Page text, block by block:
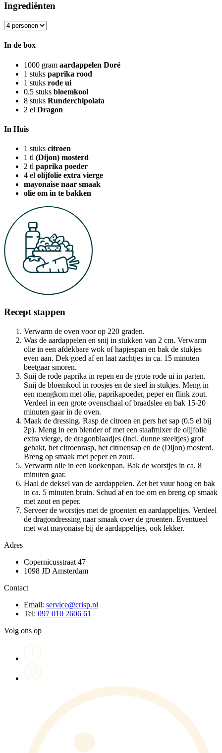
Ingrediënten
In de box
1000 gram aardappelen Doré
1 stuks paprika rood
1 stuks rode ui
0.5 stuks bloemkool
8 stuks Runderchipolata
2 el Dragon
In Huis
1 stuks citroen
1 tl (Dijon) mosterd
2 tl paprika poeder
4 el olijfolie extra vierge
mayonaise naar smaak
olie om in te bakken
Recept stappen
Verwarm de oven voor op 220 graden.
Was de aardappelen en snij in stukken van 2 cm. Verwarm
olie in een afdekbare wok of hapjespan en bak de stukjes
even aan. Dek goed af en laat zachtjes in ca. 15 minuten
beetgaar smoren.
Snij de rode paprika in repen en de grote rode ui in parten.
Snij de bloemkool in roosjes en de steel in stukjes. Meng in
een mengkom met olie, paprikapoeder, peper en flink zout.
Verdeel in een grote ovenschaal of braadslee en bak 15-20
minuten gaar in de oven.
Maak de dressing. Rasp de citroen en pers het sap (0.5 el bij
2p). Meng in een blender of met een staafmixer de olijfolie
extra vierge, de dragonblaadjes (incl. dunne steeltjes) grof
gehakt, het citroenrasp, het citroensap en de (Dijon) mosterd.
Breng op smaak met peper en zout.
Verwarm olie in een koekenpan. Bak de worstjes in ca. 8
minuten gaar.
Haal de deksel van de aardappelen. Zet het vuur hoog en bak
in ca. 5 minuten bruin. Schud af en toe om en breng op smaak
met zout en peper.
Serveer de worstjes met de groenten en aardappeltjes. Verdeel
de dragondressing naar smaak over de groenten. Eventueel
met wat mayonaise bij de aardappeltjes, ook lekker.
Adres
Copernicusstraat 47
1098 JD Amsterdam
Contact
Email: service@crisp.nl
Tel: 097 010 2606 61
Volg ons op